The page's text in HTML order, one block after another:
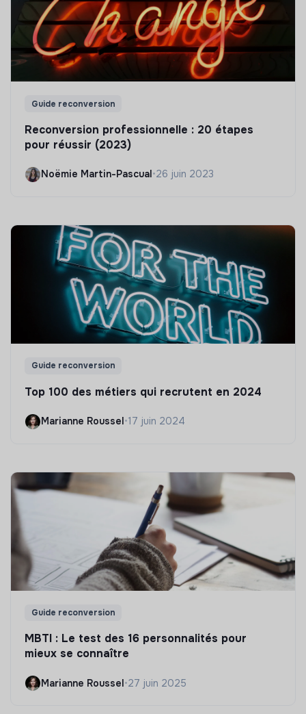
Guide reconversion
Reconversion professionnelle : 20 étapes
pour réussir (2023)
Noëmie Martin-Pascual •26 juin 2023
Guide reconversion
Top 100 des métiers qui recrutent en 2024
Marianne Roussel•17 juin 2024
Guide reconversion
MBTI : Le test des 16 personnalités pour
mieux se connaître
Marianne Roussel•27 juin 2025